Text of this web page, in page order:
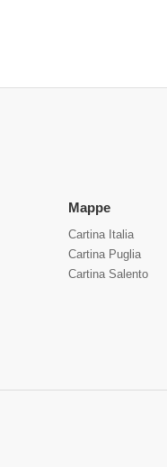
Mappe
Cartina Italia
Cartina Puglia
Cartina Salento